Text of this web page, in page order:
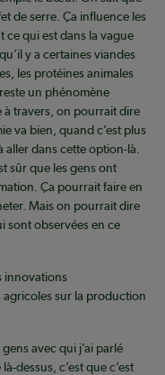
de serre. Ça influence les
ce qui est dans la vague
y a certaines viandes
les protéines animales
un phénomène
à travers, on pourrait dire
va bien, quand c’est plus
dans cette option-là.
sûr que les gens ont
Ça pourrait faire en
Mais on pourrait dire
sont observées en ce
innovations
sur la production
avec qui j’ai parlé
dessus, c’est que c’est